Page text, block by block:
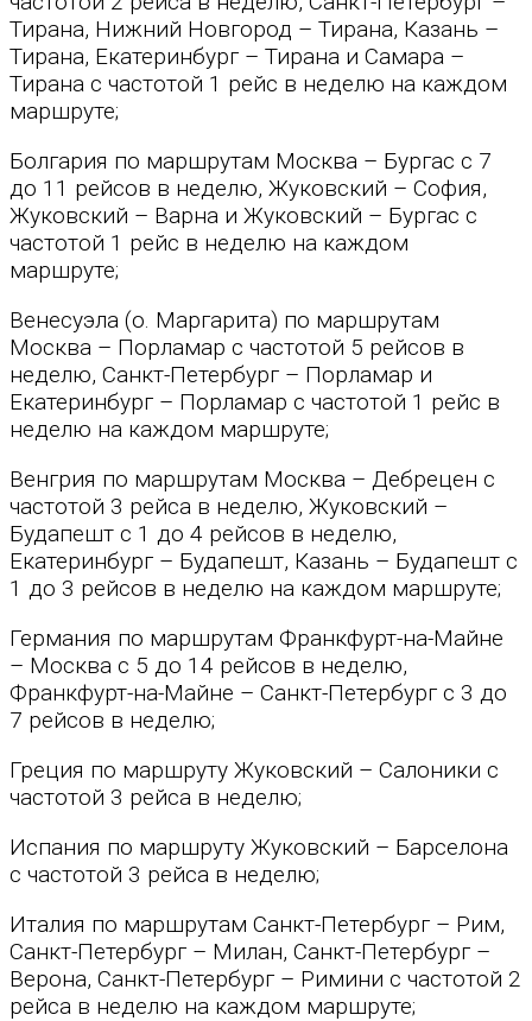
Тирана, Нижний Новгород – Тирана, Казань –
Тирана, Екатеринбург – Тирана и Самара –
Тирана с частотой 1 рейс в неделю на каждом
маршруте;
Болгария по маршрутам Москва – Бургас с 7
до 11 рейсов в неделю, Жуковский – София,
Жуковский – Варна и Жуковский – Бургас с
частотой 1 рейс в неделю на каждом
маршруте;
Венесуэла (о. Маргарита) по маршрутам
Москва – Порламар с частотой 5 рейсов в
неделю, Санкт-Петербург – Порламар и
Екатеринбург – Порламар с частотой 1 рейс в
неделю на каждом маршруте;
Венгрия по маршрутам Москва – Дебрецен с
частотой 3 рейса в неделю, Жуковский –
Будапешт с 1 до 4 рейсов в неделю,
Екатеринбург – Будапешт, Казань – Будапешт с
1 до 3 рейсов в неделю на каждом маршруте;
Германия по маршрутам Франкфурт-на-Майне
– Москва с 5 до 14 рейсов в неделю,
Франкфурт-на-Майне – Санкт-Петербург с 3 до
7 рейсов в неделю;
Греция по маршруту Жуковский – Салоники с
частотой 3 рейса в неделю;
Испания по маршруту Жуковский – Барселона
с частотой 3 рейса в неделю;
Италия по маршрутам Санкт-Петербург – Рим,
Санкт-Петербург – Милан, Санкт-Петербург –
Верона, Санкт-Петербург – Римини с частотой 2
рейса в неделю на каждом маршруте;